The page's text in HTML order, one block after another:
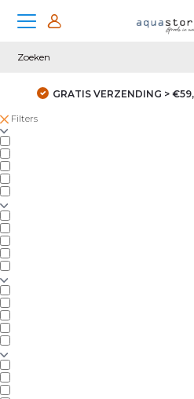
GRATIS VERZENDING >
Filters